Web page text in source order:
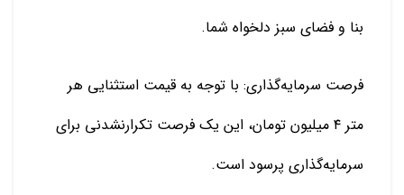
بنا و فضای سبز دلخواه شما.
فرصت سرمایه‌گذاری: با توجه به قیمت استثنایی هر
متر ۴ میلیون تومان، این یک فرصت تکرارنشدنی برای
سرمایه‌گذاری پرسود است.